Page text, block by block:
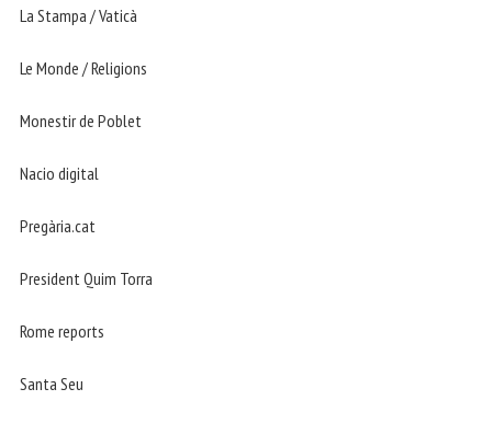
La Stampa / Vaticà
Le Monde / Religions
Monestir de Poblet
Nacio digital
Pregària.cat
President Quim Torra
Rome reports
Santa Seu